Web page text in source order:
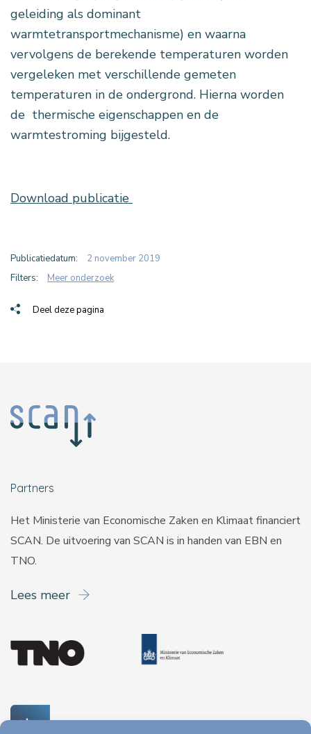
geleiding als dominant
warmtetransportmechanisme) en waarna
vervolgens de berekende temperaturen worden
vergeleken met verschillende gemeten
temperaturen in de ondergrond. Hierna worden
de thermische eigenschappen en de
warmtestroming bijgesteld.
Download publicatie
Publicatiedatum:
2 november 2019
Filters:
Meer onderzoek
Deel deze pagina
Partners
Het Ministerie van Economische Zaken en Klimaat financiert
SCAN. De uitvoering van SCAN is in handen van EBN en
TNO.
Lees meer